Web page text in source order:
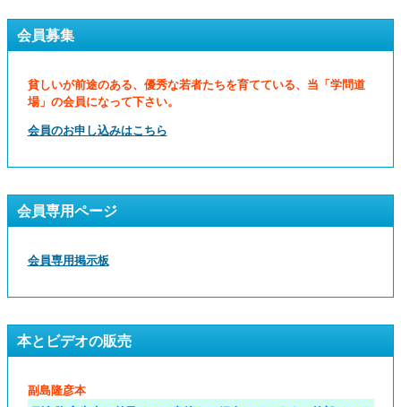
会員募集
貧しいが前途のある、優秀な若者たちを育てている、当「学問道
場」の会員になって下さい。
会員のお申し込みはこちら
会員専用ページ
会員専用掲示板
本とビデオの販売
副島隆彦本